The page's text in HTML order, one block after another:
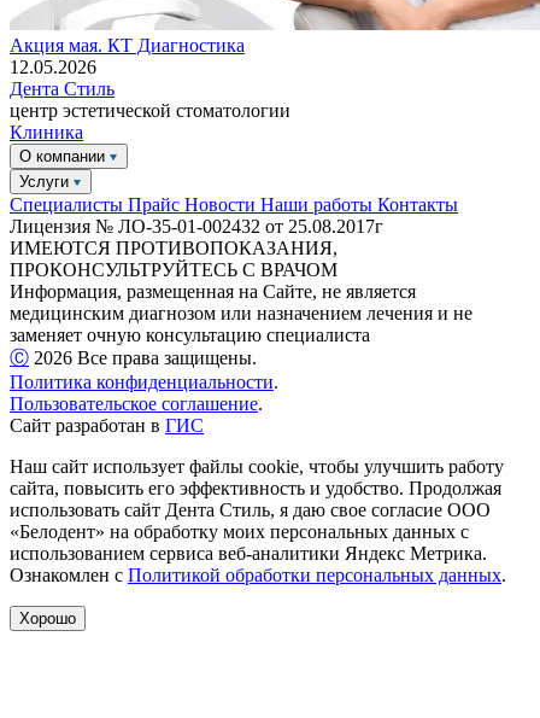
Акция мая. КТ Диагностика
12.05.2026
Дента Стиль
центр эстетической стоматологии
Клиника
О компании
Услуги
Специалисты Прайс Новости Наши работы Контакты
Лицензия № ЛО-35-01-002432 от 25.08.2017г
ИМЕЮТСЯ ПРОТИВОПОКАЗАНИЯ,
ПРОКОНСУЛЬТРУЙТЕСЬ С ВРАЧОМ
Информация, размещенная на Сайте, не является
медицинским диагнозом или назначением лечения и не
заменяет очную консультацию специалиста
Ⓒ️ 2026 Все права защищены.
Политика конфиденциальности.
Пользовательское соглашение.
Сайт разработан в ГИС
Наш сайт использует файлы cookie, чтобы улучшить работу
сайта, повысить его эффективность и удобство. Продолжая
использовать сайт Дента Стиль, я даю свое согласие ООО
«Белодент» на обработку моих персональных данных с
использованием сервиса веб-аналитики Яндекс Метрика.
Ознакомлен с Политикой обработки персональных данных.
Хорошо